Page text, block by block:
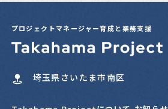
プロジェクトマネージャー育成と業務支援
埼玉県さいたま市南区